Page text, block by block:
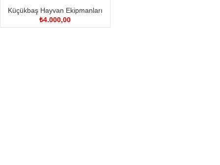
Küçükbaş Hayvan Ekipmanları
₺4.000,00